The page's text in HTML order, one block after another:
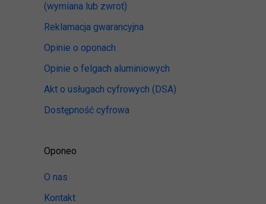
(wymiana lub zwrot)
Reklamacja gwarancyjna
Opinie o oponach
Opinie o felgach aluminiowych
Akt o usługach cyfrowych (DSA)
Dostępność cyfrowa
Oponeo
O nas
Kontakt